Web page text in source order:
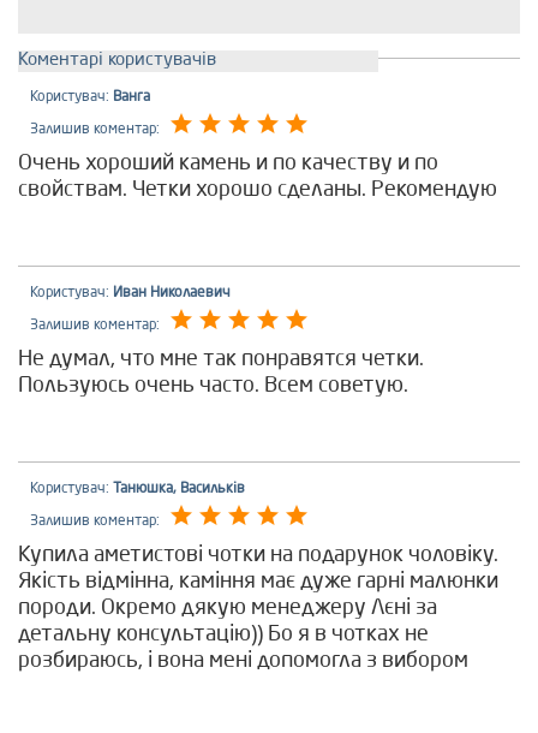
Коментарі користувачів
Користувач: Ванга
Залишив коментар:
Очень хороший камень и по качеству и по
свойствам. Четки хорошо сделаны. Рекомендую
Користувач: Иван Николаевич
Залишив коментар:
Не думал, что мне так понравятся четки.
Пользуюсь очень часто. Всем советую.
Користувач: Танюшка, Васильків
Залишив коментар:
Купила аметистові чотки на подарунок чоловіку.
Якість відмінна, каміння має дуже гарні малюнки
породи. Окремо дякую менеджеру Лєні за
детальну консультацію)) Бо я в чотках не
розбираюсь, і вона мені допомогла з вибором